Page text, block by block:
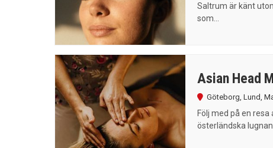
Saltrum är känt
som...
Asian Head
Göteborg Lund
Följ med på en
österländska